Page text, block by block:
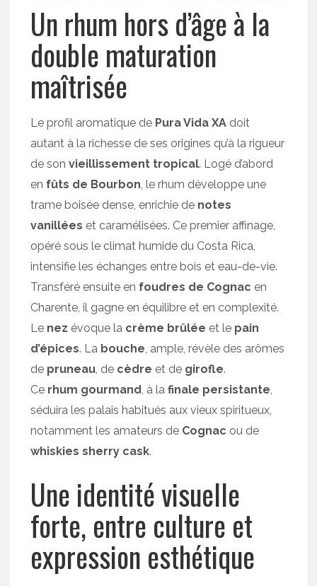
Un rhum hors d’âge à la
double maturation
maîtrisée
Le profil aromatique de Pura Vida XA doit
autant à la richesse de ses origines qu’à la rigueur
de sonvieillissement tropical. Logé d’abord
en fûts de Bourbon, le rhum développe une
trame boisée dense, enrichie de notes
vanillées et caramélisées. Ce premier affinage,
opéré sous le climat humide du Costa Rica,
intensifie les échanges entre bois et eau-de-vie.
Transféré ensuite en foudres de Cognac en
Charente, il gagne en équilibre et en complexité.
Le nez évoque la crème brûlée et le pain
d’épices. La bouche, ample, révèle des arômes
de pruneau, de cèdre et de girofle.
Ce rhum gourmand, à lafinale persistante,
séduira les palais habitués aux vieux spiritueux,
notamment les amateurs de Cognac ou de
whiskies sherry cask.
Une identité visuelle
forte, entre culture et
expression esthétique